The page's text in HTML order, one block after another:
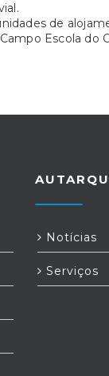
de
Escola do
Notícias
Serviços